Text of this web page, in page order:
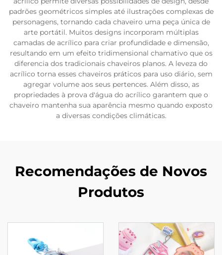
padrões geométricos simples até ilustrações complexas de
personagens, tornando cada chaveiro uma peça única de
arte portátil. Muitos designs incorporam múltiplas
camadas de acrílico para criar profundidade e dimensão,
resultando em um efeito tridimensional chamativo que os
diferencia dos tradicionais chaveiros planos. A leveza do
acrílico torna esses chaveiros práticos para uso diário, sem
agregar volume aos seus pertences. Além disso, as
propriedades à prova d'água do acrílico garantem que o
chaveiro mantenha sua aparência mesmo quando exposto
a diversas condições climáticas.
Recomendações de Novos
Produtos